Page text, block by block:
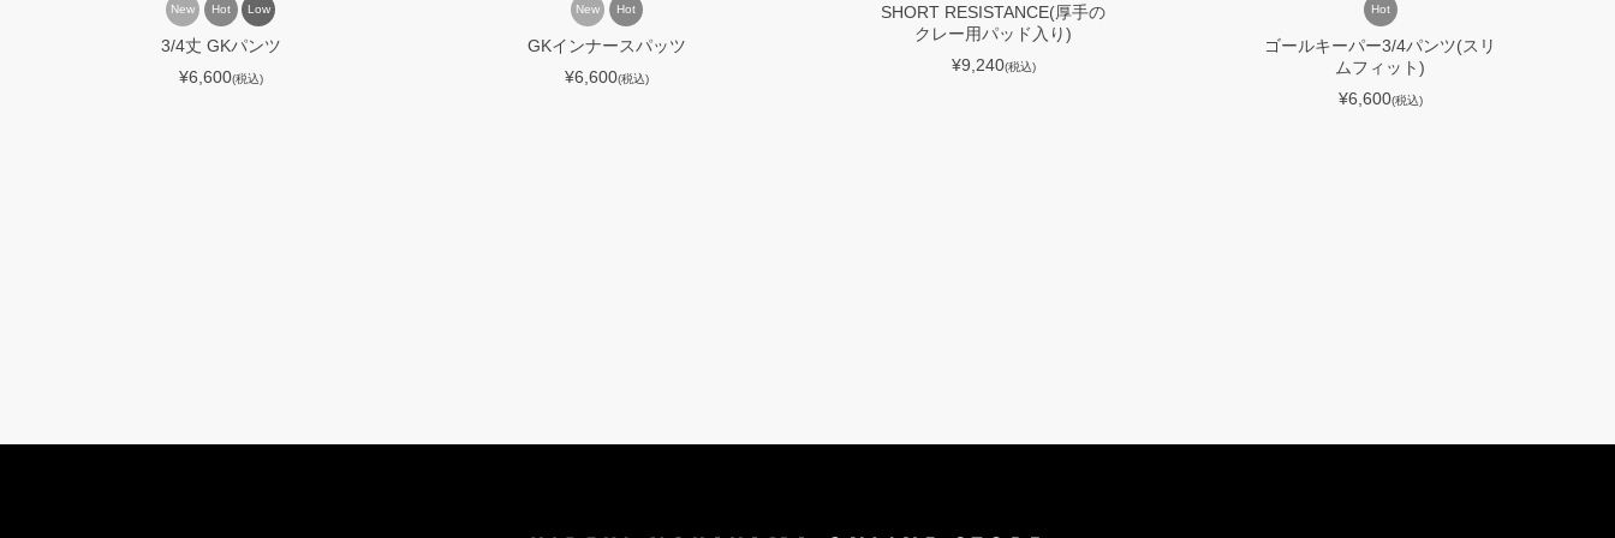
New Hot Low
3/4丈 GKパンツ
¥6,600(税込)
New Hot
GKインナースパッツ
¥6,600(税込)
SHORT RESISTANCE(厚手の
クレー用パッド入り)
¥9,240(税込)
Hot
ゴールキーパー3/4パンツ(スリ
ムフィット)
¥6,600(税込)